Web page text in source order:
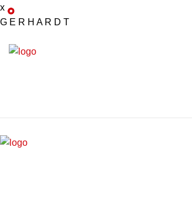
x
G E R H A R D T